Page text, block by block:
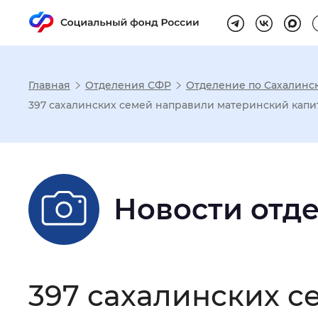
Настройка
Шрифт: Без засечек С
Главная Отделения СФР Отделение по
397 сахалинских семей направили материнский
Новости
397 сахалинских